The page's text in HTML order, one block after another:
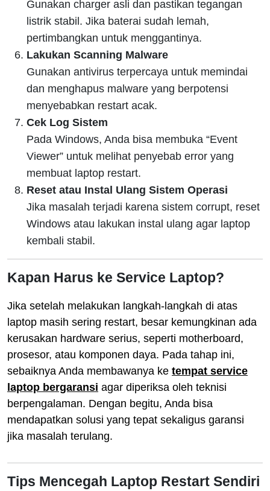
Gunakan charger asli dan pastikan tegangan
listrik stabil. Jika baterai sudah lemah,
pertimbangkan untuk menggantinya.
Lakukan Scanning Malware
Gunakan antivirus terpercaya untuk memindai
dan menghapus malware yang berpotensi
menyebabkan restart acak.
Cek Log Sistem
Pada Windows, Anda bisa membuka “Event
Viewer” untuk melihat penyebab error yang
membuat laptop restart.
Reset atau Instal Ulang Sistem Operasi
Jika masalah terjadi karena sistem corrupt, reset
Windows atau lakukan instal ulang agar laptop
kembali stabil.
Kapan Harus ke Service Laptop?
Jika setelah melakukan langkah-langkah di atas
laptop masih sering restart, besar kemungkinan ada
kerusakan hardware serius, seperti motherboard,
prosesor, atau komponen daya. Pada tahap ini,
sebaiknya Anda membawanya ke tempat service
laptop bergaransi agar diperiksa oleh teknisi
berpengalaman. Dengan begitu, Anda bisa
mendapatkan solusi yang tepat sekaligus garansi
jika masalah terulang.
Tips Mencegah Laptop Restart Sendiri